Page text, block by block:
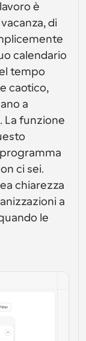
enterprise
sanitaria
Cal.ai adesso!
con la nostra
la
con la nostra
sistema?
è
di
calendario
tempo
caotico,
a
La funzione
ci sei.
chiarezza
a
le